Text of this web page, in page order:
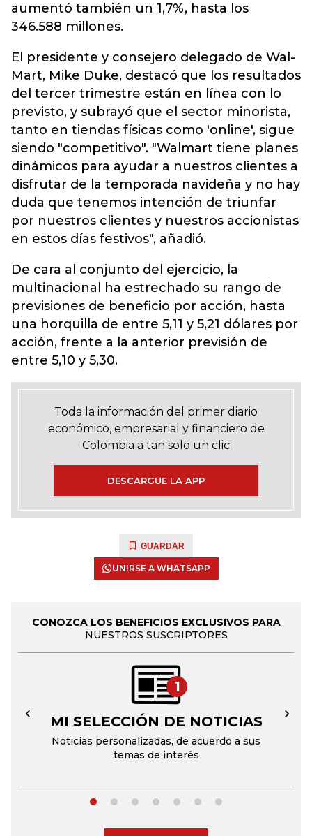
aumentó también un 1,7%, hasta los
346.588 millones.
El presidente y consejero delegado de Wal-
Mart, Mike Duke, destacó que los resultados
del tercer trimestre están en línea con lo
previsto, y subrayó que el sector minorista,
tanto en tiendas físicas como 'online', sigue
siendo "competitivo". "Walmart tiene planes
dinámicos para ayudar a nuestros clientes a
disfrutar de la temporada navideña y no hay
duda que tenemos intención de triunfar
por nuestros clientes y nuestros accionistas
en estos días festivos", añadió.
De cara al conjunto del ejercicio, la
multinacional ha estrechado su rango de
previsiones de beneficio por acción, hasta
una horquilla de entre 5,11 y 5,21 dólares por
acción, frente a la anterior previsión de
entre 5,10 y 5,30.
Toda la información del primer diario
económico, empresarial y financiero de
Colombia a tan solo un clic
DESCARGUE LA APP
GUARDAR
UNIRSE A WHATSAPP
CONOZCA LOS BENEFICIOS EXCLUSIVOS PARA
NUESTROS SUSCRIPTORES
1
MI SELECCIÓN DE NOTICIAS
Noticias personalizadas, de acuerdo a sus
temas de interés
← →